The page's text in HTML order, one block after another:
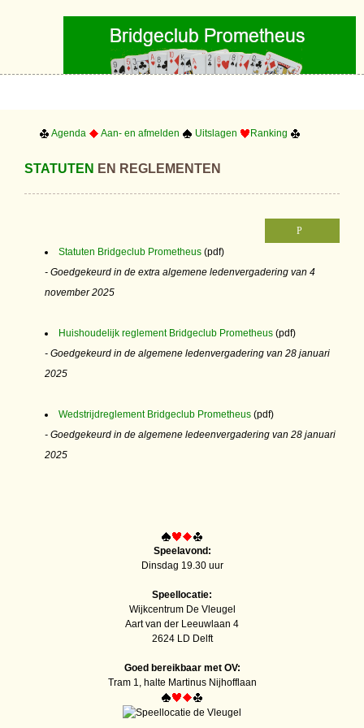
Agenda Aan- en afmelden Uitslagen Ranking
STATUTEN EN REGLEMENTEN
Statuten Bridgeclub Prometheus (pdf)
- Goedgekeurd in de extra algemene ledenvergadering van 4
november 2025
Huishoudelijk reglement Bridgeclub Prometheus (pdf)
- Goedgekeurd in de algemene ledenvergadering van 28 januari
2025
Wedstrijdreglement Bridgeclub Prometheus (pdf)
- Goedgekeurd in de algemene ledeenvergadering van 28 januari
2025
Speelavond:
Dinsdag 19.30 uur
Speellocatie:
Wijkcentrum De Vleugel
Aart van der Leeuwlaan 4
2624 LD Delft
Goed bereikbaar met OV:
Tram 1, halte Martinus Nijhofflaan